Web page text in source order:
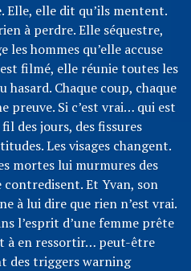
Elle, elle dit qu’ils mentent.
à perdre. Elle séquestre,
hommes qu’elle accuse
filmé, elle réunie toutes les
hasard. Chaque coup, chaque
preuve. Si c’est vrai… qui est
des jours, des fissures
Les visages changent.
mortes lui murmures des
contredisent. Et Yvan, son
à lui dire que rien n’est vrai.
l’esprit d’une femme prête
à en ressortir… peut-être
des triggers warning